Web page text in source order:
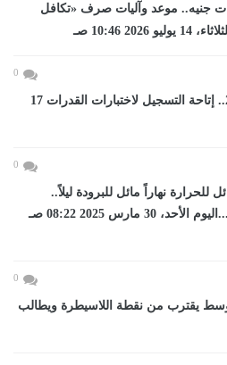
تفوق 4 مليارات جنيه.. موعد وآليات صرف «تكافل
10:46 صـ
0
تنسيق الجامعات 2026.. إتاحة التسجيل لاختبارات القدرات 17
0
نهاراً مائل للبرودة ليلاً..
والعظمى فى القاهرة...اليوم الأحد، 30 مارس 2025 08:22 صـ
0
يقترب من نقطة اللاسيطرة ويطالب